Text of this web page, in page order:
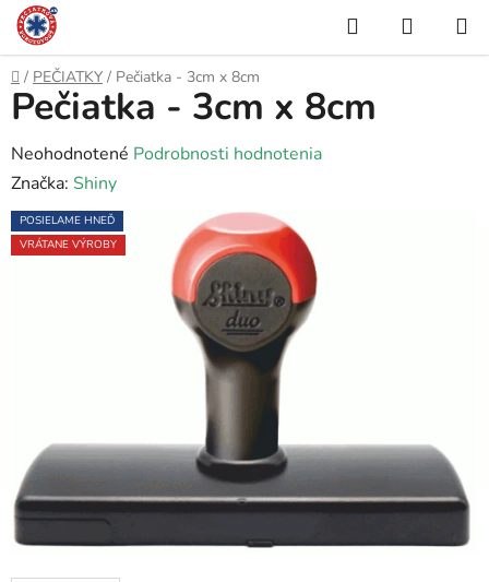
Prejsť
na
obsah
Hľadať
KOŠÍK
Domov
/ PEČIATKY / Pečiatka - 3cm x 8cm
Pečiatka - 3cm x 8cm
Priemerné
hodnotenie
produktu
je
Neohodnotené Podrobnosti hodnotenia
Značka: Shiny
POSIELAME HNEĎ
VRÁTANE VÝROBY